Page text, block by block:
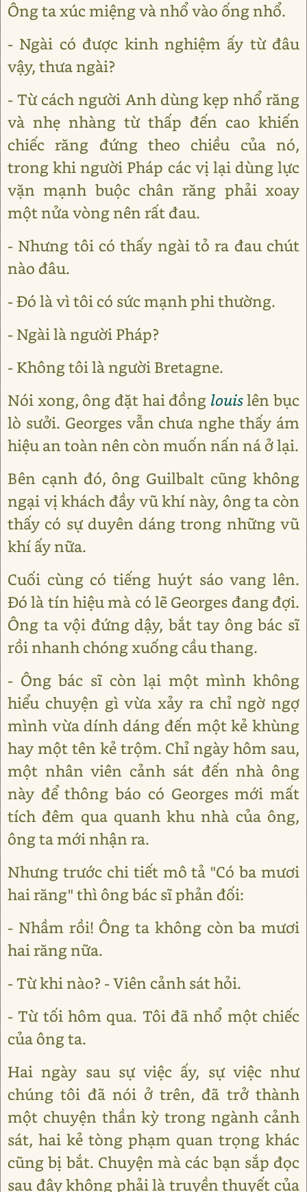
Ông ta xúc miệng và nhổ vào ống nhổ.
- Ngài có được kinh nghiệm ấy từ đâu
vậy, thưa ngài?
- Từ cách người Anh dùng kẹp nhổ răng
và nhẹ nhàng từ thấp đến cao khiến
chiếc răng đứng theo chiều của nó,
trong khi người Pháp các vị lại dùng lực
vặn mạnh buộc chân răng phải xoay
một nửa vòng nên rất đau.
- Nhưng tôi có thấy ngài tỏ ra đau chút
nào đâu.
- Đó là vì tôi có sức mạnh phi thường.
- Ngài là người Pháp?
- Không tôi là người Bretagne.
Nói xong, ông đặt hai đồng louislên bục
lò sưởi. Georges vẫn chưa nghe thấy ám
hiệu an toàn nên còn muốn nấn ná ở lại.
Bên cạnh đó, ông Guilbalt cũng không
ngại vị khách đầy vũ khí này, ông ta còn
thấy có sự duyên dáng trong những vũ
khí ấy nữa.
Cuối cùng có tiếng huýt sáo vang lên.
Đó là tín hiệu mà có lẽ Georges đang đợi.
Ông ta vội đứng dậy, bắt tay ông bác sĩ
rồi nhanh chóng xuống cầu thang.
- Ông bác sĩ còn lại một mình không
hiểu chuyện gì vừa xảy ra chỉ ngờ ngợ
mình vừa dính dáng đến một kẻ khùng
hay một tên kẻ trộm. Chỉ ngày hôm sau,
một nhân viên cảnh sát đến nhà ông
này để thông báo có Georges mới mất
tích đêm qua quanh khu nhà của ông,
ông ta mới nhận ra.
Nhưng trước chi tiết mô tả "Có ba mươi
hai răng" thì ông bác sĩ phản đối:
- Nhầm rồi! Ông ta không còn ba mươi
hai răng nữa.
- Từ khi nào? - Viên cảnh sát hỏi.
- Từ tối hôm qua. Tôi đã nhổ một chiếc
của ông ta.
Hai ngày sau sự việc ấy, sự việc như
chúng tôi đã nói ở trên, đã trở thành
một chuyện thần kỳ trong ngành cảnh
sát, hai kẻ tòng phạm quan trọng khác
cũng bị bắt. Chuyện mà các bạn sắp đọc
sau đây không phải là truyền thuyết của